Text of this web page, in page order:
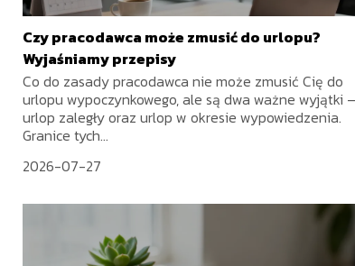
Czy pracodawca może zmusić do urlopu?
Wyjaśniamy przepisy
Co do zasady pracodawca nie może zmusić Cię do
urlopu wypoczynkowego, ale są dwa ważne wyjątki
urlop zaległy oraz urlop w okresie wypowiedzenia.
Granice tych...
2026-07-27